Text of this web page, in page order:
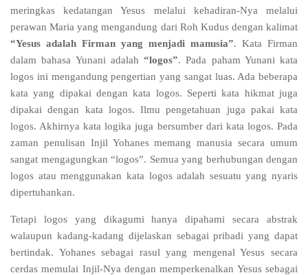
meringkas kedatangan Yesus melalui kehadiran-Nya melalui
perawan Maria yang mengandung dari Roh Kudus dengan kalimat
“Yesus adalah Firman yang menjadi manusia”. Kata Firman
dalam bahasa Yunani adalah “logos”. Pada paham Yunani kata
logos ini mengandung pengertian yang sangat luas. Ada beberapa
kata yang dipakai dengan kata logos. Seperti kata hikmat juga
dipakai dengan kata logos. Ilmu pengetahuan juga pakai kata
logos. Akhirnya kata logika juga bersumber dari kata logos. Pada
zaman penulisan Injil Yohanes memang manusia secara umum
sangat mengagungkan “logos”. Semua yang berhubungan dengan
logos atau menggunakan kata logos adalah sesuatu yang nyaris
dipertuhankan.
Tetapi logos yang dikagumi hanya dipahami secara abstrak
walaupun kadang-kadang dijelaskan sebagai pribadi yang dapat
bertindak. Yohanes sebagai rasul yang mengenal Yesus secara
cerdas memulai Injil-Nya dengan memperkenalkan Yesus sebagai